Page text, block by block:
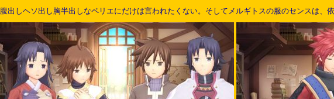
腹出しヘソ出し胸半出しなペリエにだけは言われたくない。そしてメルギトスの服のセンスは、